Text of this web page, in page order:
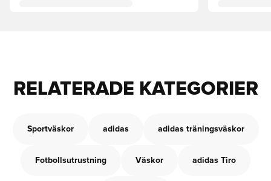
RELATERADE KATEGORIER
Sportväskor adidas adidas träningsväskor
Fotbollsutrustning Väskor adidas Tiro